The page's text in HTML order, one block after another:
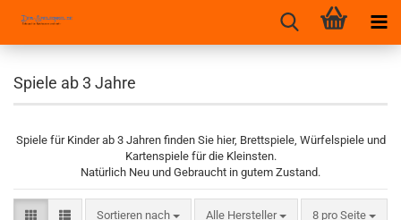
Spiele ab 3 Jahre
Spiele für Kinder ab 3 Jahren finden Sie hier, Brettspiele, Würfelspiele und
Kartenspiele für die Kleinsten.
Natürlich Neu und Gebraucht in gutem Zustand.
Sortieren nach
Sortieren nach Alle Hersteller 8 pro Seite
pro Seite